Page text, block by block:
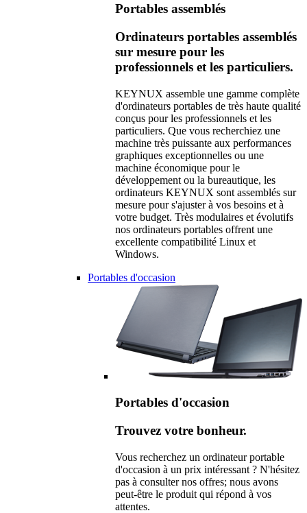
Portables assemblés
Ordinateurs portables assemblés
sur mesure pour les
professionnels et les particuliers.
KEYNUX assemble une gamme complète
d'ordinateurs portables de très haute qualité
conçus pour les professionnels et les
particuliers. Que vous recherchiez une
machine très puissante aux performances
graphiques exceptionnelles ou une
machine économique pour le
développement ou la bureautique, les
ordinateurs KEYNUX sont assemblés sur
mesure pour s'ajuster à vos besoins et à
votre budget. Très modulaires et évolutifs
nos ordinateurs portables offrent une
excellente compatibilité Linux et
Windows.
Portables d'occasion
Portables d'occasion
Trouvez votre bonheur.
Vous recherchez un ordinateur portable
d'occasion à un prix intéressant ? N'hésitez
pas à consulter nos offres; nous avons
peut-être le produit qui répond à vos
attentes.